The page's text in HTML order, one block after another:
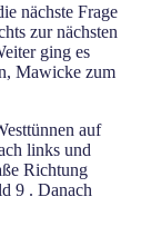
nächste Frage
zur nächsten
ging es
Mawicke zum
auf
links und
Richtung
9 . Danach